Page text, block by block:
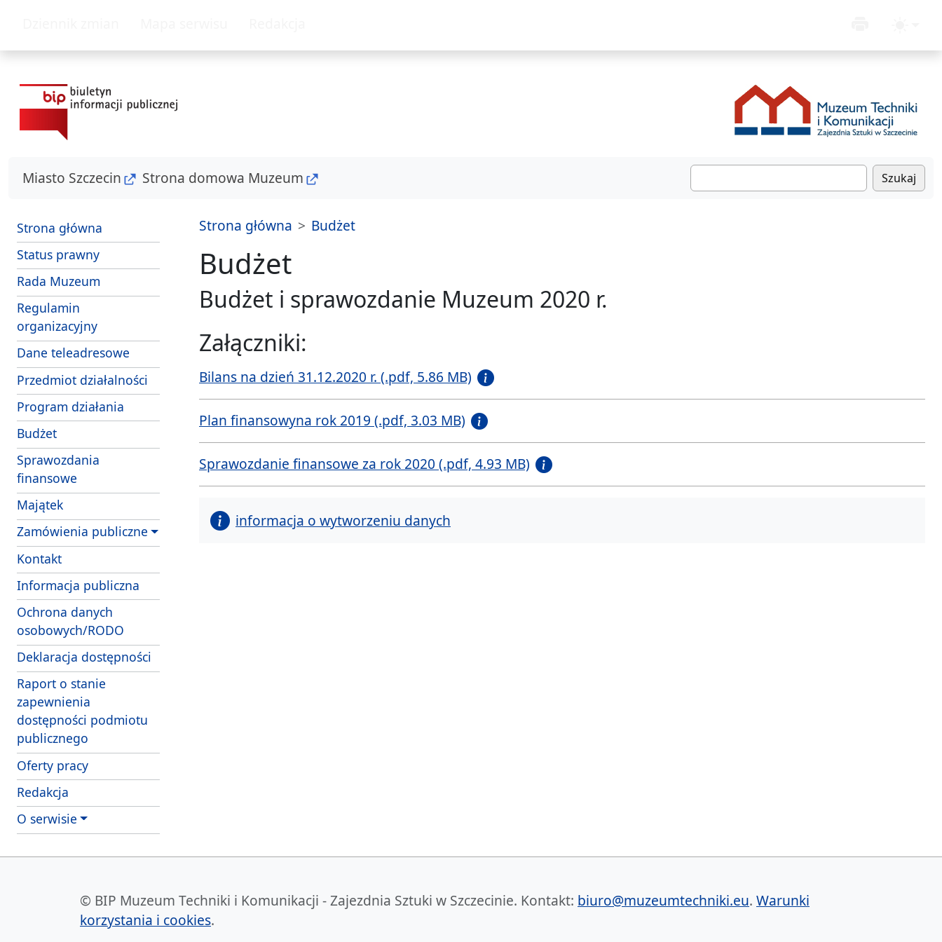
Miasto Szczecin Strona domowa Muzeum Szukaj
Strona główna
Status prawny
Rada Muzeum
Regulamin
organizacyjny
Dane teleadresowe
Przedmiot działalności
Program działania
Budżet
Sprawozdania
finansowe
Majątek
Zamówienia publiczne
Kontakt
Informacja publiczna
Ochrona danych
osobowych/RODO
Deklaracja dostępności
Raport o stanie
zapewnienia
dostępności podmiotu
publicznego
Oferty pracy
Redakcja
O serwisie
Strona główna Budżet
Budżet
Budżet i sprawozdanie Muzeum 2020 r.
Załączniki:
Bilans na dzień 31.12.2020 r. (.pdf, 5.86 MB)
Plan finansowyna rok 2019 (.pdf, 3.03 MB)
Sprawozdanie finansowe za rok 2020 (.pdf, 4.93 MB)
informacja o wytworzeniu danych
© BIP Muzeum Techniki i Komunikacji - Zajezdnia Sztuki w Szczecinie. Kontakt: biuro@muzeumtechniki.eu. Warunki
korzystania i cookies.